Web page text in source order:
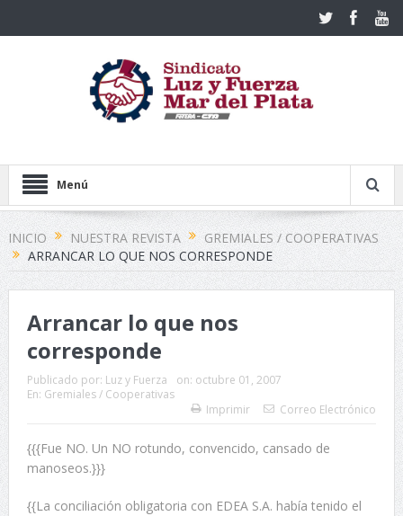
Menú
INICIO NUESTRA REVISTA
GREMIALES / COOPERATIVAS
ARRANCAR LO QUE NOS CORRESPONDE
Arrancar lo que nos
corresponde
Publicado por: Luz y Fuerza on: octubre 01, 2007
En: Gremiales / Cooperativas
Imprimir
Correo Electrónico
{{{Fue NO. Un NO rotundo, convencido, cansado de
manoseos.}}}
{{La conciliación obligatoria con EDEA S.A. había tenido el